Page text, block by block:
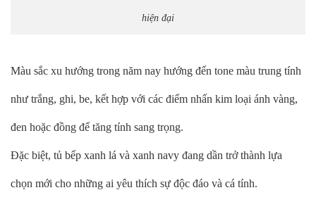
hiện đại
Màu sắc xu hướng trong năm nay hướng đến tone màu trung tính
như trắng, ghi, be, kết hợp với các điểm nhấn kim loại ánh vàng,
đen hoặc đồng để tăng tính sang trọng.
Đặc biệt, tủ bếp xanh lá và xanh navy đang dần trở thành lựa
chọn mới cho những ai yêu thích sự độc đáo và cá tính.